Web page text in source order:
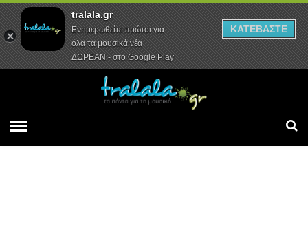
Αρχική Συνεντεύξεις Ρεπορτάζ
tralala.gr
Ενημερωθείτε πρώτοι για
όλα τα μουσικά νέα
ΔΩΡΕΑΝ - στο Google Play
ΚΑΤΕΒΑΣΤΕ